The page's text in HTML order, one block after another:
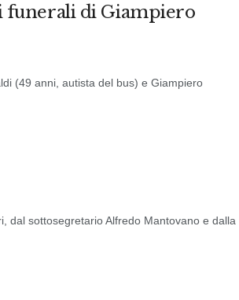
i funerali di Giampiero
(49 anni, autista del bus) e Giampiero
dal sottosegretario Alfredo Mantovano e dalla